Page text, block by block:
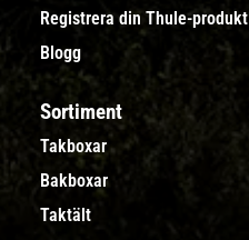
Registrera din Thule-produkt
Blogg
Sortiment
Takboxar
Bakboxar
Taktält